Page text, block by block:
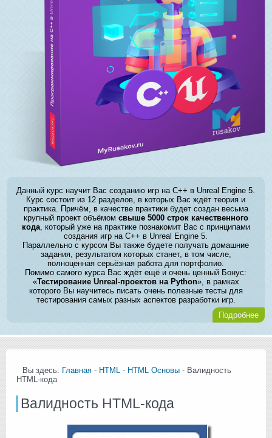
Данный курс научит Вас созданию игр на C++ в Unreal Engine 5.
Курс состоит из 12 разделов, в которых Вас ждёт теория и
практика. Причём, в качестве практики будет создан весьма
крупный проект объёмом свыше 5000 строк качественного
кода, который уже на практике познакомит Вас с принципами
создания игр на C++ в Unreal Engine 5.
Параллельно с курсом Вы также будете получать домашние
задания, результатом которых станет, в том числе,
полноценная серьёзная работа для портфолио.
Помимо самого курса Вас ждёт ещё и очень ценный Бонус:
«Тестирование Unreal-проектов на Python», в рамках
которого Вы научитесь писать очень полезные тесты для
тестирования самых разных аспектов разработки игр.
Подробнее
Вы здесь: Главная - HTML - HTML Основы - Валидность
HTML-кода
Валидность HTML-кода